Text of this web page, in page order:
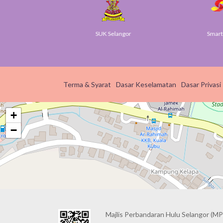
SUK Selangor Smart
Terma & Syarat Dasar Keselamatan Dasar Privasi
+
−
Majlis Perbandaran Hulu Selangor